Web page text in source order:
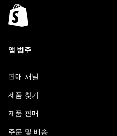
앱 범주
판매 채널
제품 찾기
제품 판매
주문 및 배송